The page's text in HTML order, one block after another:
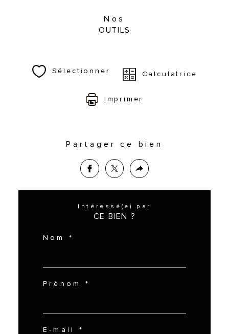
Nos
OUTILS
Sélectionner Calculatrice
Imprimer
Partager ce bien
Intéressé(e) par
CE BIEN ?
Nom *
Prénom *
E-mail *